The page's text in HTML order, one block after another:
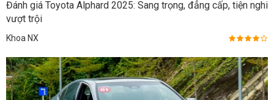
Đánh giá Toyota Alphard 2025: Sang trọng, đẳng cấp, tiện nghi
vượt trội
Khoa NX